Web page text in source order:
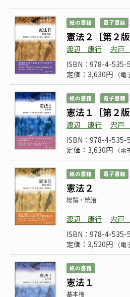
紙の書籍 電子書籍
憲法２［第２
渡辺 康行 宍戸
ISBN：978-4-535-
定価：3,630円
（
紙の書籍 電子書籍
憲法１［第２
渡辺 康行 宍戸
ISBN：978-4-535-
定価：3,630円
（
紙の書籍 電子書籍
憲法２
総論・統治
渡辺 康行 宍戸
ISBN：978-4-535-
定価：3,520円
（
紙の書籍
憲法１
基本権